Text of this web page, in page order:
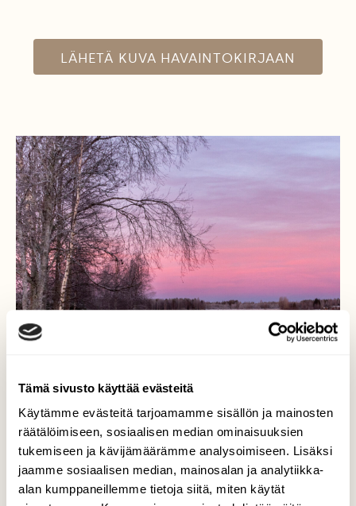
Tämä sivusto käyttää evästeitä
Käytämme evästeitä tarjoamamme sisällön ja mainosten
räätälöimiseen, sosiaalisen median ominaisuuksien
tukemiseen ja kävijämäärämme analysoimiseen. Lisäksi
jaamme sosiaalisen median, mainosalan ja analytiikka-
alan kumppaneillemme tietoja siitä, miten käytät
LÄHETÄ KUVA HAVAINTOKIRJAAN